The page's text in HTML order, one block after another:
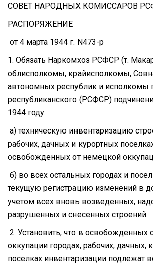
СОВЕТ НАРОДНЫХ КОМИССАРОВ
РАСПОРЯЖЕНИЕ
от 4 марта 1944 г. N473-р
1. Обязать Наркомхоз РСФСР (т.
облисполкомы, крайисполкомы,
автономных республик и исполкомы
республиканского (РСФСР)
1944 году:
а) техническую инвентаризацию
рабочих, дачных и курортных
освобожденных от немецкой
б) во всех остальных городах и
текущую регистрацию изменений в
учетом всех вновь возведенных,
разрушенных и снесенных строений.
2. Установить, что в освобожденных
оккупации городах, рабочих, дачных,
поселках инвентаризации подлежат